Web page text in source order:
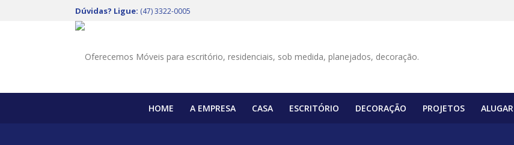
Dúvidas? Ligue: (47) 3322-0005
HOME A EMPRESA CASA ESCRITÓRIO DECORAÇÃO PROJETOS ALUGAR